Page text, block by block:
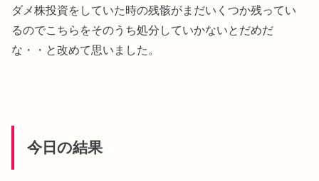
ダメ株投資をしていた時の残骸がまだいくつか残ってい
るのでこちらをそのうち処分していかないとだめだ
な・・と改めて思いました。
今日の結果